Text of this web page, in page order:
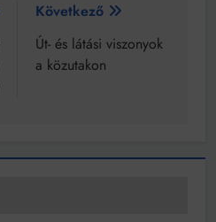
Következő
Út- és látási viszonyok
a közutakon